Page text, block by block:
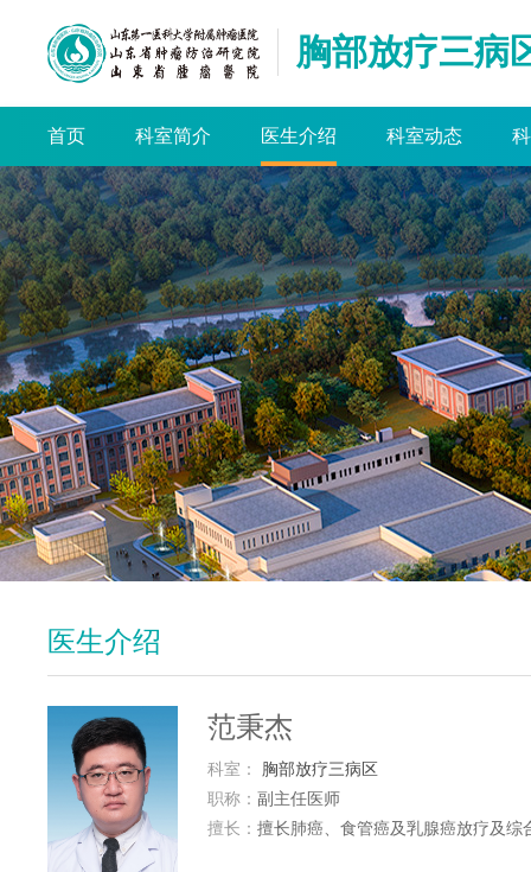
胸部放疗三病
首页 科室简介 医生介绍 科室动态
医生介绍
范秉杰
科室：
胸部放疗三病区
职称： 副主任医师
擅长： 擅长肺癌、食管癌及乳腺癌放疗及综